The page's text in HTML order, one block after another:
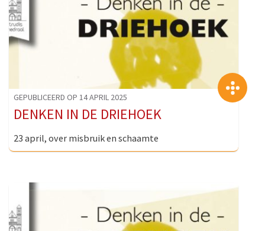
GEPUBLICEERD OP 14 APRIL 2025
DENKEN IN DE DRIEHOEK
23 april, over misbruik en schaamte